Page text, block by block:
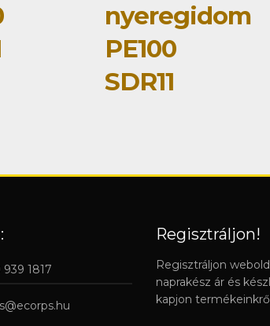
nyeregidom
PE100
SDR11
1817
Regisztráljon!
Regisztráljon
naprakész ár és
kapjon